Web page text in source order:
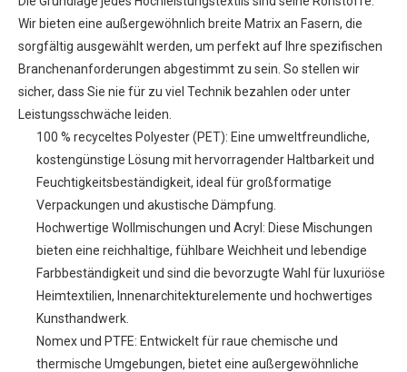
Wir bieten eine außergewöhnlich breite Matrix an Fasern, die
sorgfältig ausgewählt werden, um perfekt auf Ihre spezifischen
Branchenanforderungen abgestimmt zu sein. So stellen wir
sicher, dass Sie nie für zu viel Technik bezahlen oder unter
Leistungsschwäche leiden.
100 % recyceltes Polyester (PET): Eine umweltfreundliche,
kostengünstige Lösung mit hervorragender Haltbarkeit und
Feuchtigkeitsbeständigkeit, ideal für großformatige
Verpackungen und akustische Dämpfung.
Hochwertige Wollmischungen und Acryl: Diese Mischungen
bieten eine reichhaltige, fühlbare Weichheit und lebendige
Farbbeständigkeit und sind die bevorzugte Wahl für luxuriöse
Heimtextilien, Innenarchitekturelemente und hochwertiges
Kunsthandwerk.
Nomex und PTFE: Entwickelt für raue chemische und
thermische Umgebungen, bietet eine außergewöhnliche